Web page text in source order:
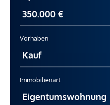
Vorhaben
Immobilienart